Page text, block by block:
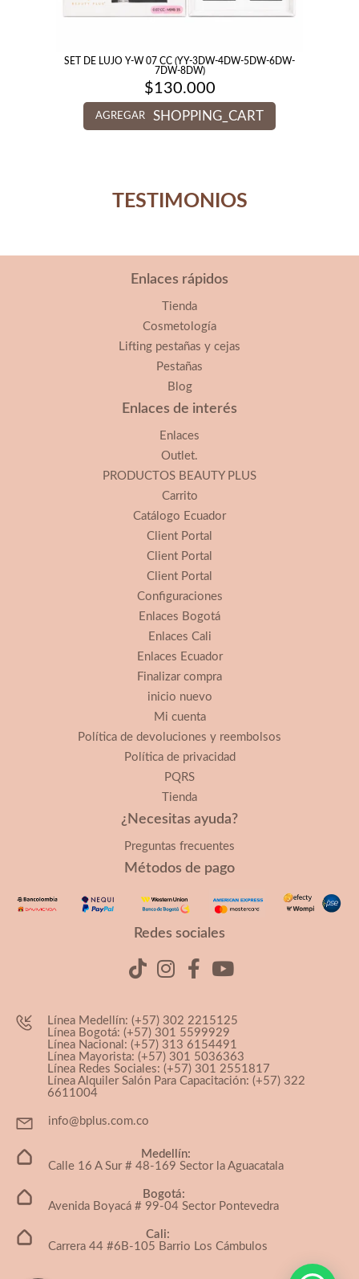
SET DE LUJO Y-W 07 CC (YY-3DW-4DW-5DW-6DW-
7DW-8DW)
$130.000
AGREGAR SHOPPING_CART
TESTIMONIOS
Enlaces rápidos
Tienda
Cosmetología
Lifting pestañas y cejas
Pestañas
Blog
Enlaces de interés
Enlaces
Outlet.
PRODUCTOS BEAUTY PLUS
Carrito
Catálogo Ecuador
Client Portal
Client Portal
Client Portal
Configuraciones
Enlaces Bogotá
Enlaces Cali
Enlaces Ecuador
Finalizar compra
inicio nuevo
Mi cuenta
Política de devoluciones y reembolsos
Política de privacidad
PQRS
Tienda
¿Necesitas ayuda?
Preguntas frecuentes
Métodos de pago
Redes sociales
Línea Medellín: (+57) 302 2215125
Línea Bogotá: (+57) 301 5599929
Línea Nacional: (+57) 313 6154491
Línea Mayorista: (+57) 301 5036363
Línea Redes Sociales: (+57) 301 2551817
Línea Alquiler Salón Para Capacitación: (+57) 322
6611004
info@bplus.com.co
Medellín:
Calle 16 A Sur # 48-169 Sector la Aguacatala
Bogotá:
Avenida Boyacá # 99-04 Sector Pontevedra
Cali:
Carrera 44 #6B-105 Barrio Los Cámbulos